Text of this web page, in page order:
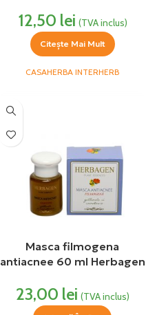
12,50 lei (TVA inclus)
Citește Mai Mult
CASAHERBA INTERHERB
Masca filmogena
antiacnee 60 ml Herbagen
23,00 lei (TVA inclus)